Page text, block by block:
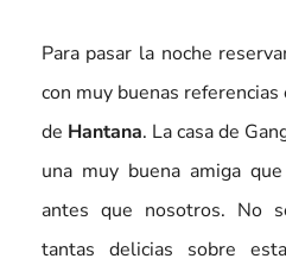
Para pasar la noche
con muy buenas
de Hantana. La casa de
una muy buena amiga
antes que nosotros. No
tantas delicias sobre